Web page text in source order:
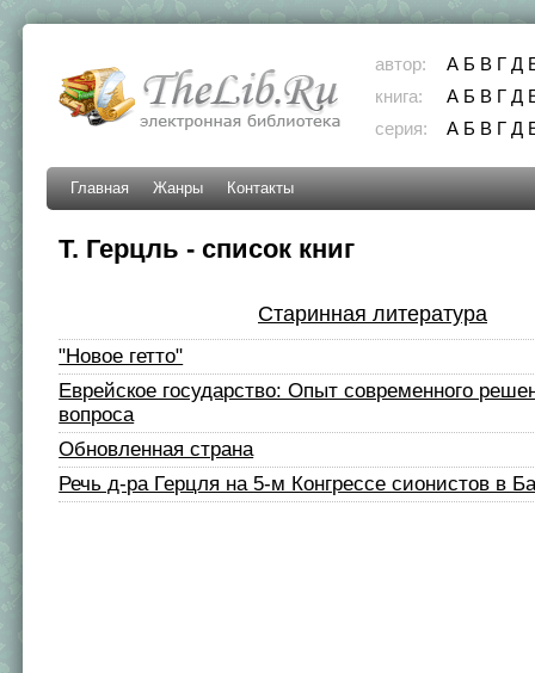
автор: А Б В Г Д
книга:
А Б В Г Д
серия:
А Б В Г Д
Главная Жанры Контакты
Т. Герцль - список книг
Старинная литература
"Новое гетто"
Еврейское государство: Опыт современного
вопроса
Обновленная страна
Речь д-ра Герцля на 5-м Конгрессе сионистов в